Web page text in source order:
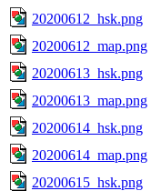
20200612_hsk.png
20200612_map.png
20200613_hsk.png
20200613_map.png
20200614_hsk.png
20200614_map.png
20200615_hsk.png